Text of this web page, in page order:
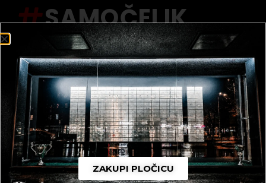
SAMOČELIK
ZAKUPI PLOČICU